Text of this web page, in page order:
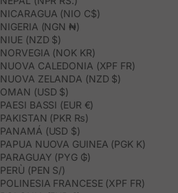
NICARAGUA (NIO C$)
NIGERIA (NGN ₦)
NIUE (NZD $)
NORVEGIA (NOK KR)
NUOVA CALEDONIA (XPF FR)
NUOVA ZELANDA (NZD $)
OMAN (USD $)
PAESI BASSI (EUR €)
PAKISTAN (PKR ₨)
PANAMÁ (USD $)
PAPUA NUOVA GUINEA (PGK K)
PARAGUAY (PYG ₲)
PERÙ (PEN S/)
POLINESIA FRANCESE (XPF FR)